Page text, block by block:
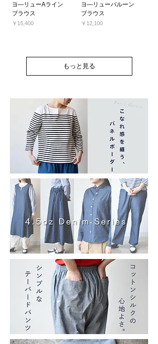
ヨ―リューAライン
ブラウス
価格
￥15,400
ヨ―リューバルーン
ブラウス
価格
￥12,100
もっと見る